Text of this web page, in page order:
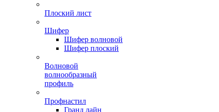
Плоский лист
Шифер
Шифер волновой
Шифер плоский
Волновой
волнообразный
профиль
Профнастил
Гранд лайн